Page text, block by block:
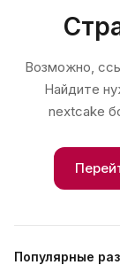
Возможно,
Найдите
nextcake
Популярные